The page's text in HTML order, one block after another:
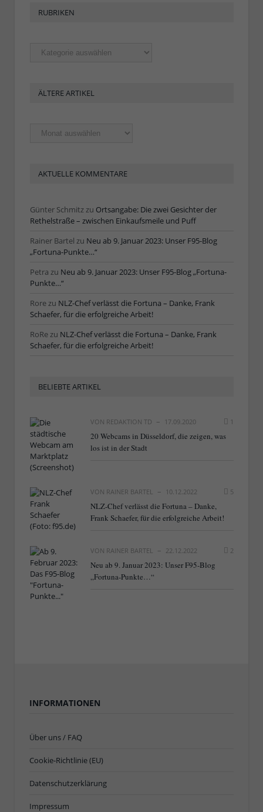
RUBRIKEN
Rubriken
ÄLTERE ARTIKEL
Ältere
Artikel
AKTUELLE KOMMENTARE
Günter Schmitzzu Ortsangabe: Die zwei Gesichter der
Rethelstraße – zwischen Einkaufsmeile und Puff
Rainer Bartel zu Neu ab 9. Januar 2023: Unser F95-Blog
„Fortuna-Punkte…“
Petra zu Neu ab 9. Januar 2023: Unser F95-Blog „Fortuna-
Punkte…“
Rorezu NLZ-Chef verlässt die Fortuna – Danke, Frank
Schaefer, für die erfolgreiche Arbeit!
RoRezu NLZ-Chef verlässt die Fortuna – Danke, Frank
Schaefer, für die erfolgreiche Arbeit!
BELIEBTE ARTIKEL
VON REDAKTION TD 17.09.2020 1
20 Webcams in Düsseldorf, die zeigen, was
los ist in der Stadt
VON RAINER BARTEL 10.12.2022 5
NLZ-Chef verlässt die Fortuna – Danke,
Frank Schaefer, für die erfolgreiche Arbeit!
VON RAINER BARTEL 22.12.2022 2
Neu ab 9. Januar 2023: Unser F95-Blog
„Fortuna-Punkte…“
INFORMATIONEN
Über uns / FAQ
Cookie-Richtlinie (EU)
Datenschutzerklärung
Impressum